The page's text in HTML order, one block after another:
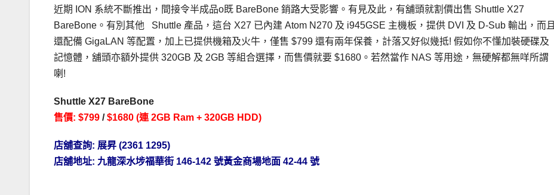
近期 ION 系統不斷推出，間接令半成品o既 BareBone 銷路大受影響。有見及此，有舖頭就割價出售 Shuttle X27
BareBone。有別其他 Shuttle 產品，這台 X27 已內建 Atom N270 及 i945GSE 主機板，提供 DVI 及 D-Sub 輸出，而且
還配備 GigaLAN 等配置，加上已提供機箱及火牛，僅售 $799 還有兩年保養，計落又好似幾抵! 假如你不懂加裝硬碟及
記憶體，舖頭亦額外提供 320GB 及 2GB 等組合選擇，而售價就要 $1680。若然當作 NAS 等用途，無硬解都無咩所謂
喇!
Shuttle X27 BareBone
售價: $799 /$1680 (連 2GB Ram + 320GB HDD)
店舖查詢: 展昇 (2361 1295)
店舖地址: 九龍深水埗福華街 146-142 號黃金商場地面 42-44 號